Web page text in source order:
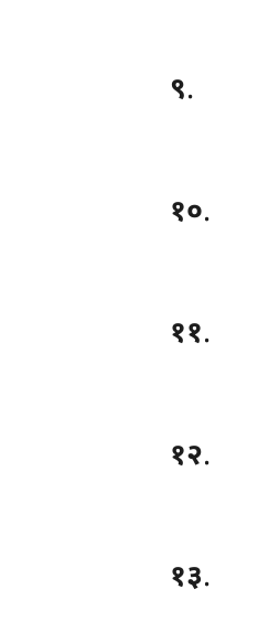
९.
१०.
११.
१२.
१३.